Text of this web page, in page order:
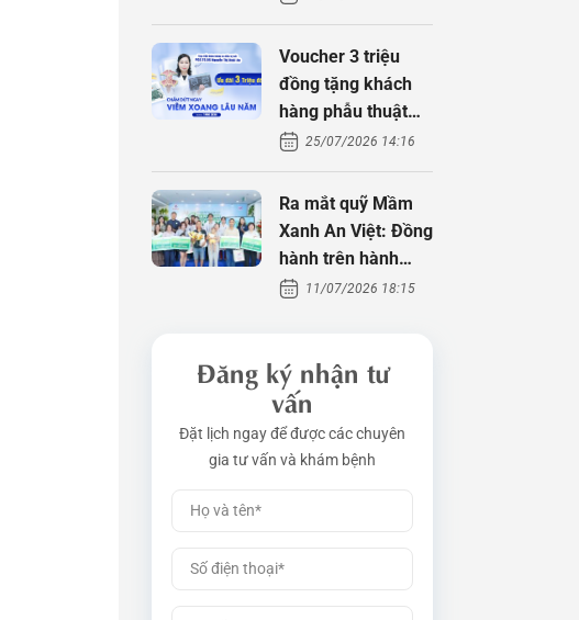
Voucher 3 triệu
đồng tặng khách
hàng phẫu thuật
xoang cùng PGS.
TS Nguyễn Thị
Hoài An
25/07/2026 14:16
Ra mắt quỹ Mầm
Xanh An Việt: Đồng
hành trên hành
trình tìm con
11/07/2026 18:15
Đăng ký nhận tư
vấn
Đặt lịch ngay để được các chuyên
gia tư vấn và khám bệnh